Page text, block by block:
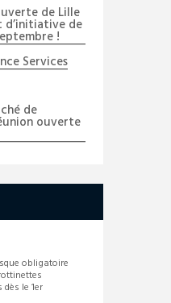
de Lille
d’initiative de
!
Services
de
ouverte
obligatoire
le 1er